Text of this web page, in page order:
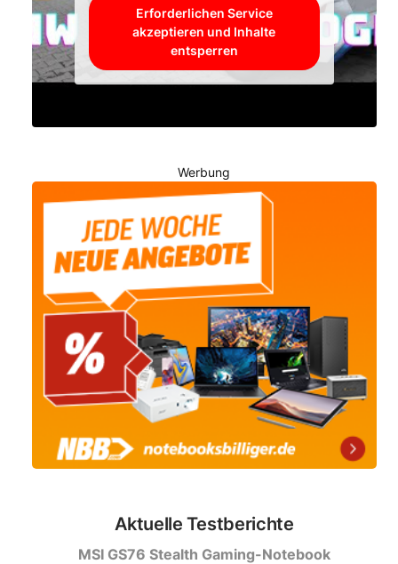
Erforderlichen Service
akzeptieren und Inhalte
entsperren
Werbung
Aktuelle Testberichte
MSI GS76 Stealth Gaming-Notebook